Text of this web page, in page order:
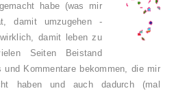
habe (was mir
damit umzugehen -
damit leben zu
Seiten Beistand
Kommentare bekommen, die mir
haben und auch dadurch (mal